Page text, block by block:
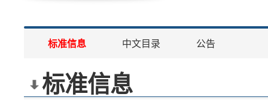
标准信息 中文目录 公告
标准信息